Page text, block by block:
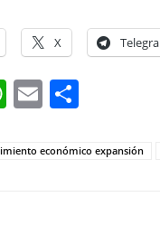
X
WhatsApp
Email
económico expansión